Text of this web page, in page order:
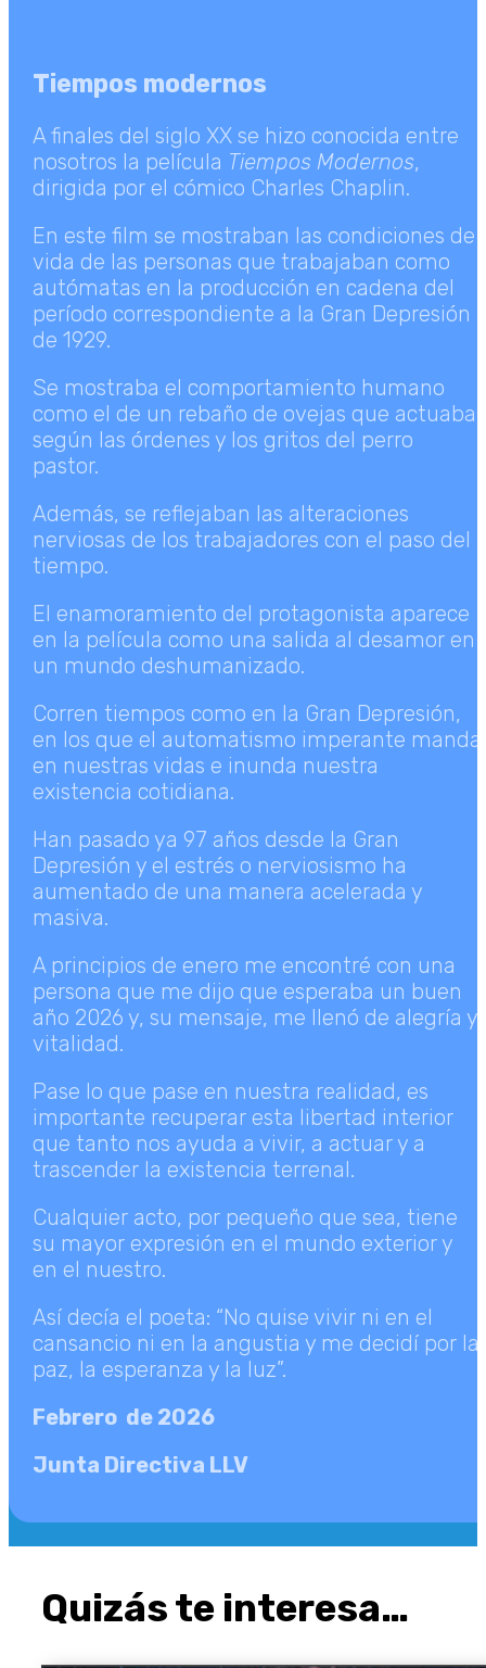
Tiempos modernos
A finales del siglo XX se hizo conocida entre
nosotros la película Tiempos Modernos,
dirigida por el cómico Charles Chaplin.
En este film se mostraban las condiciones de
vida de las personas que trabajaban como
autómatas en la producción en cadena del
período correspondiente a la Gran Depresión
de 1929.
Se mostraba el comportamiento humano
como el de un rebaño de ovejas que actuaba
según las órdenes y los gritos del perro
pastor.
Además, se reflejaban las alteraciones
nerviosas de los trabajadores con el paso del
tiempo.
El enamoramiento del protagonista aparece
en la película como una salida al desamor en
un mundo deshumanizado.
Corren tiempos como en la Gran Depresión,
en los que el automatismo imperante manda
en nuestras vidas e inunda nuestra
existencia cotidiana.
Han pasado ya 97 años desde la Gran
Depresión y el estrés o nerviosismo ha
aumentado de una manera acelerada y
masiva.
A principios de enero me encontré con una
persona que me dijo que esperaba un buen
año 2026 y, su mensaje, me llenó de alegría y
vitalidad.
Pase lo que pase en nuestra realidad, es
importante recuperar esta libertad interior
que tanto nos ayuda a vivir, a actuar y a
trascender la existencia terrenal.
Cualquier acto, por pequeño que sea, tiene
su mayor expresión en el mundo exterior y
en el nuestro.
Así decía el poeta: “No quise vivir ni en el
cansancio ni en la angustia y me decidí por la
paz, la esperanza y la luz”.
Febrero de 2026
Junta Directiva LLV
Quizás te interesa…